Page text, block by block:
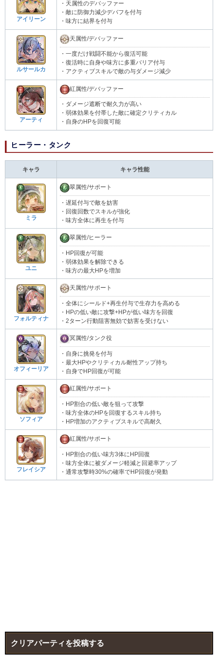
アイリーン
・天属性のデバッファー
・敵に防御力減少デバフを付与
・味方に結界を付与
ルサールカ
天属性/デバッファー
・一度だけ戦闘不能から復活可能
・復活時に自身や味方に多重バリア付与
・アクティブスキルで敵の与ダメージ減少
アーティ
紅属性/デバッファー
・ダメージ遮断で耐久力が高い
・弱体効果を付帯した敵に確定クリティカル
・自身のHPを回復可能
ヒーラー・タンク
キャラ キャラ性能
ミラ
翠属性/サポート
・遅延付与で敵を妨害
・回復回数でスキルが強化
・味方全体に再生を付与
ユニ
翠属性/ヒーラー
・HP回復が可能
・弱体効果を解除できる
・味方の最大HPを増加
フォルティナ
天属性/サポート
・全体にシールド+再生付与で生存力を高める
・HPの低い敵に攻撃+HPが低い味方を回復
・2ターン行動阻害無効で妨害を受けない
オフィーリア
冥属性/タンク役
・自身に挑発を付与
・最大HPやクリティカル耐性アップ持ち
・自身でHP回復が可能
ソフィア
紅属性/サポート
・HP割合の低い敵を狙って攻撃
・味方全体のHPを回復するスキル持ち
・HP増加のアクティブスキルで高耐久
フレイシア
紅属性/サポート
・HP割合の低い味方3体にHP回復
・味方全体に被ダメージ軽減と回避率アップ
・通常攻撃時30%の確率でHP回復が発動
クリアパーティを投稿する